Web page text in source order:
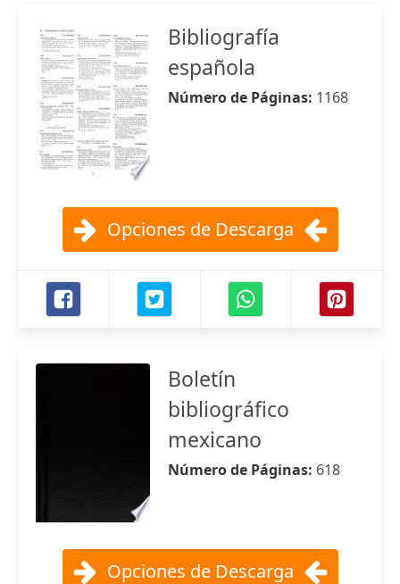
Bibliografía
española
Número de Páginas: 1168
Opciones de Descarga
Boletín
bibliográfico
mexicano
Número de Páginas: 618
Opciones de Descarga